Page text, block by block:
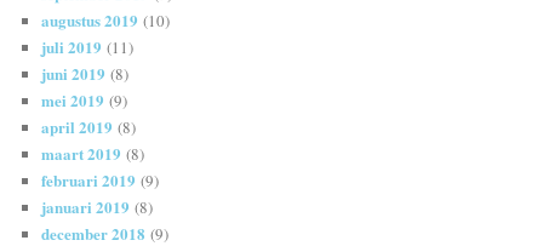
augustus 2019 (10)
juli 2019 (11)
juni 2019 (8)
mei 2019 (9)
april 2019 (8)
maart 2019 (8)
februari 2019 (9)
januari 2019 (8)
december 2018 (9)